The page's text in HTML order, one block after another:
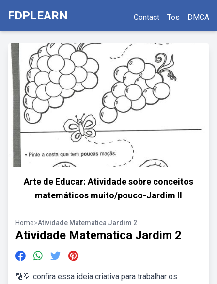
FDPLEARN Contact Tos DMCA
Arte de Educar: Atividade sobre conceitos
matemáticos muito/pouco-Jardim II
Home>Atividade Matematica Jardim 2
Atividade Matematica Jardim 2
🔢💡 confira essa ideia criativa para trabalhar os